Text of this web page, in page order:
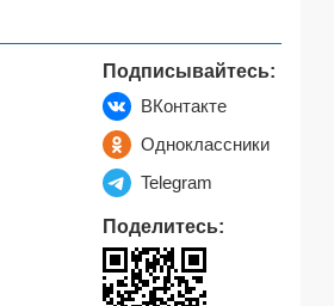
Подписывайтесь:
ВКонтакте
Одноклассники
Telegram
Поделитесь: